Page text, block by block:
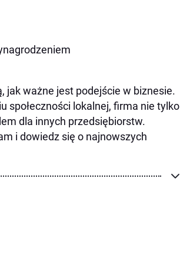
jak ważne jest podejście w biznesie.
społeczności lokalnej, firma nie tylko
dla innych przedsiębiorstw.
i dowiedz się o najnowszych